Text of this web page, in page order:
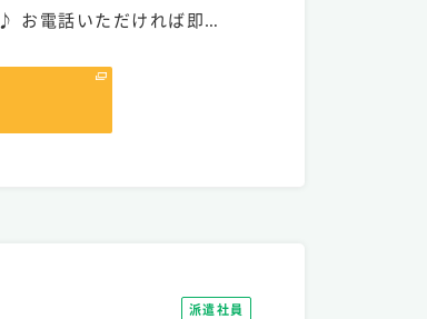
お電話いただければ即…
派遣社員